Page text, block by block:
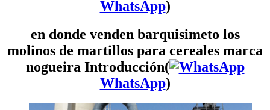
WhatsApp)
en donde venden barquisimeto los
molinos de martillos para cereales marca
nogueira Introducción(
WhatsApp)